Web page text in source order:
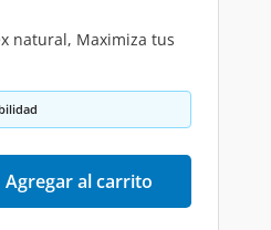
natural, Maximiza tus
Agregar al carrito